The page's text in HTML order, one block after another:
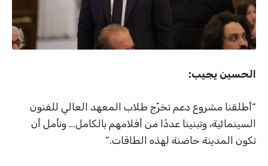
الحسين يجيب:
“أطلقنا مشروع دعم تخرّج طلاب المعهد العالي للفنون
السينمائية، وتبنينا عددًا من أفلامهم بالكامل… ونأمل أن
تكون المدينة حاضنة لهذه الطاقات.”